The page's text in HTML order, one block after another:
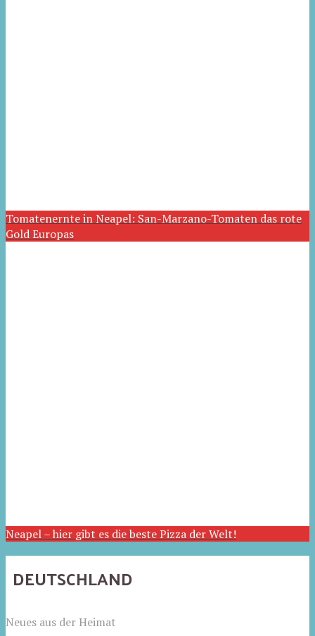
Tomatenernte in Neapel: San-Marzano-Tomaten das rote
Gold Europas
Neapel – hier gibt es die beste Pizza der Welt!
DEUTSCHLAND
Neues aus der Heimat